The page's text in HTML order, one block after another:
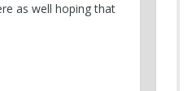
as well hoping that